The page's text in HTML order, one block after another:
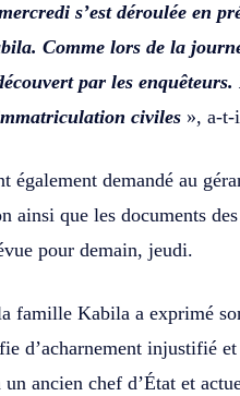
s’est déroulée en
Comme lors de la
par les
civiles », a-t-
également demandé au
ainsi que les documents
pour demain, jeudi.
famille Kabila a exprimé
d’acharnement injustifié
ancien chef d’État et